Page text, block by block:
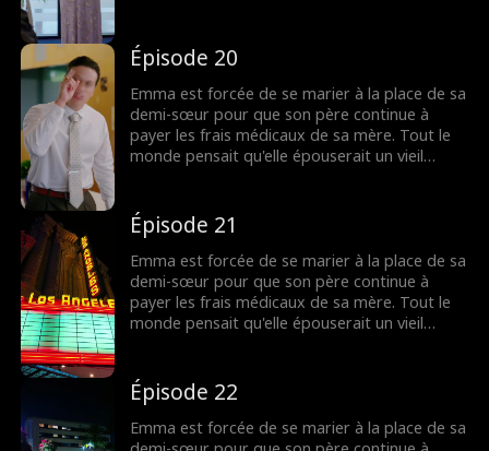
famille Anderson. Tommy développe un petit
faible pour Emma, soutenant secrètement sa
carrière et la protégeant lorsqu'elle en a
besoin. Mais quand la vérité éclate sur les
raisons pour lesquelles Tommy a accepté
d'épouser Emma, cette dernière choisira-t-elle
Épisode 20
Emma est forcée de se marier à la place de sa
demi-sœur pour que son père continue à
payer les frais médicaux de sa mère. Tout le
monde pensait qu'elle épouserait un vieil
famille Anderson. Tommy développe un petit
faible pour Emma, soutenant secrètement sa
carrière et la protégeant lorsqu'elle en a
besoin. Mais quand la vérité éclate sur les
raisons pour lesquelles Tommy a accepté
d'épouser Emma, cette dernière choisira-t-elle
Épisode 21
Emma est forcée de se marier à la place de sa
demi-sœur pour que son père continue à
payer les frais médicaux de sa mère. Tout le
monde pensait qu'elle épouserait un vieil
famille Anderson. Tommy développe un petit
faible pour Emma, soutenant secrètement sa
carrière et la protégeant lorsqu'elle en a
besoin. Mais quand la vérité éclate sur les
Épisode 22
Emma est forcée de se marier à la place de sa